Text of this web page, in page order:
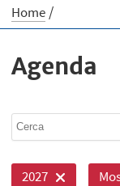
Home
Agenda
2027